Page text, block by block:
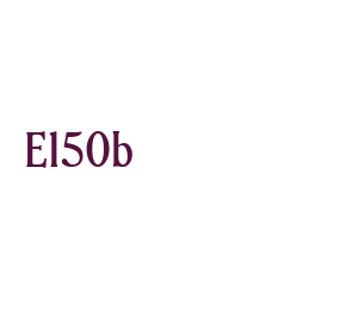
Gården
E150b